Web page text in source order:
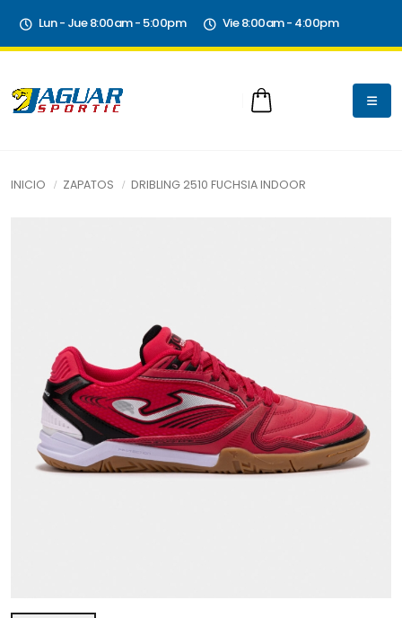
Lun - Jue 8:00am - 5:00pm Vie 8:00am - 4:00pm
INICIO ZAPATOS DRIBLING 2510 FUCHSIA INDOOR